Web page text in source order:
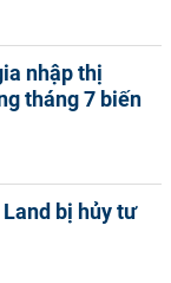
nhập thị
tháng 7 biến
bị hủy tư